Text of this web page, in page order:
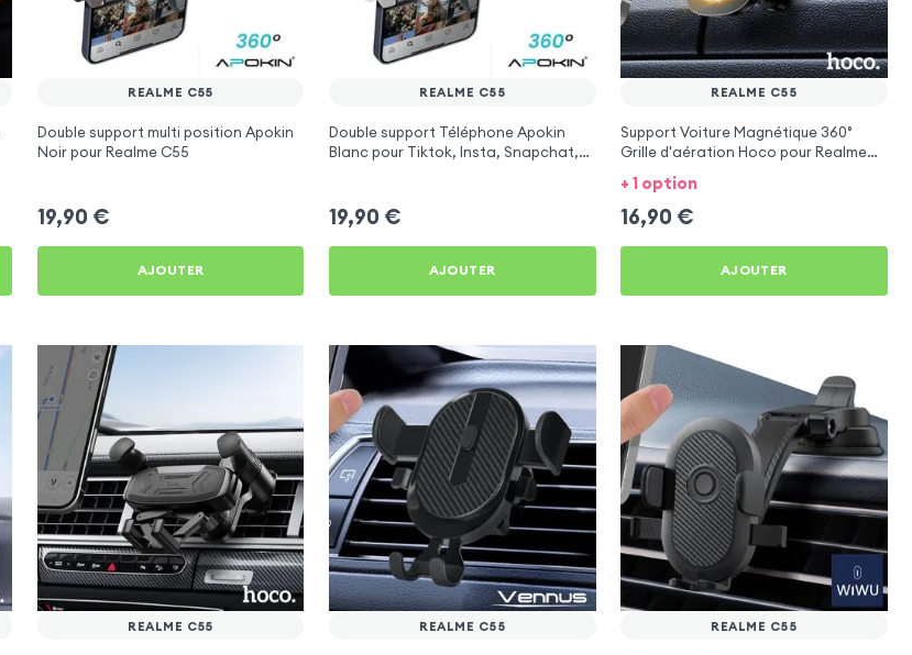
REALME C55
Double support multi position Apokin
Noir pour Realme C55
19,90 €
AJOUTER
REALME C55
Double support Téléphone Apokin
Blanc pour Tiktok, Insta, Snapchat,
19,90 €
AJOUTER
REALME C55
Support Voiture Magnétique 360°
Grille d'aération Hoco pour Realme
+ 1 option
16,90 €
AJOUTER
REALME C55 REALME C55 REALME C55